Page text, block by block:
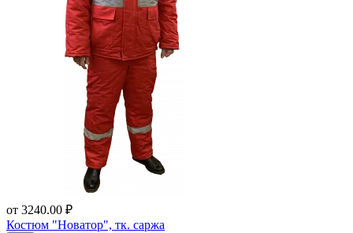
от 3240.00 ₽
Костюм "Новатор", тк. саржа